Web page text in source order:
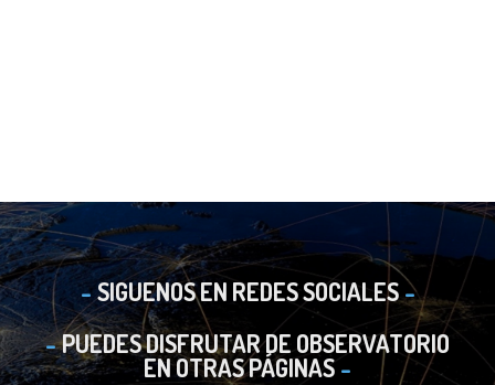
SIGUENOS EN REDES SOCIALES
PUEDES DISFRUTAR DE OBSERVATORIO
EN OTRAS PÁGINAS